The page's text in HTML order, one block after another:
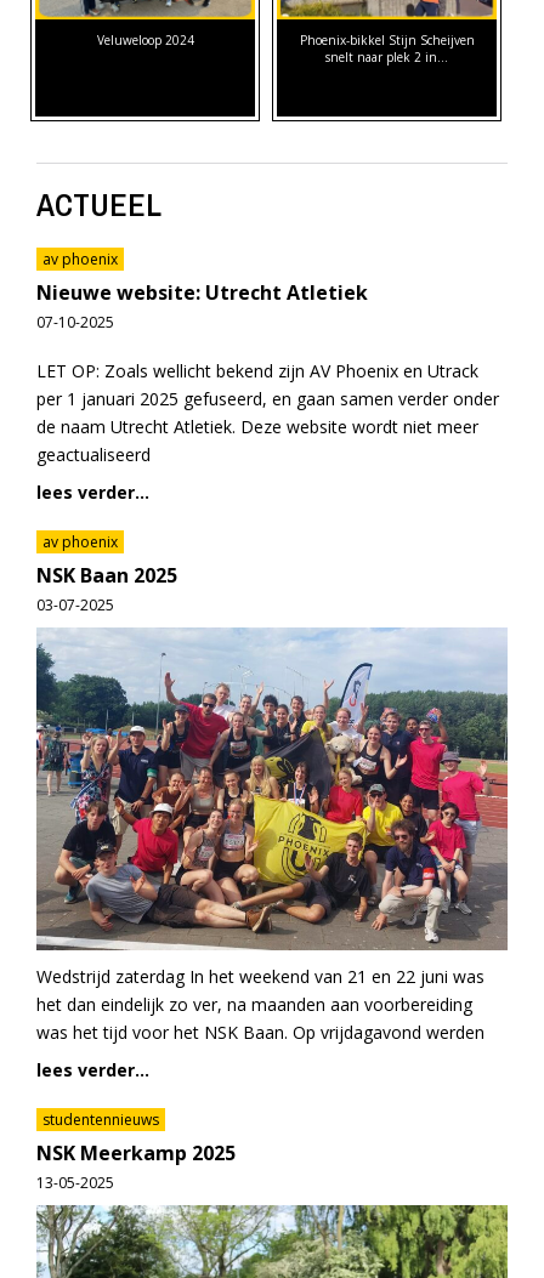
Veluweloop 2024
Phoenix-bikkel Stijn Scheijven
snelt naar plek 2 in…
ACTUEEL
av phoenix
Nieuwe website: Utrecht Atletiek
07-10-2025
LET OP: Zoals wellicht bekend zijn AV Phoenix en Utrack
per 1 januari 2025 gefuseerd, en gaan samen verder onder
de naam Utrecht Atletiek. Deze website wordt niet meer
geactualiseerd
lees verder...
av phoenix
NSK Baan 2025
03-07-2025
Wedstrijd zaterdag In het weekend van 21 en 22 juni was
het dan eindelijk zo ver, na maanden aan voorbereiding
was het tijd voor het NSK Baan. Op vrijdagavond werden
lees verder...
studentennieuws
NSK Meerkamp 2025
13-05-2025